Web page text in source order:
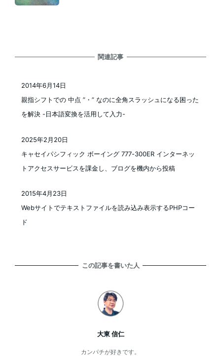
関連記事
親指シフトでの 中点 ”・” なのに全角スラッシュになる困った
を解決 -日本語変換を活用して入力-
2014年6月14日
キャセイパシフィック ボーイング 777-300ER インターネッ
トアクセスサービスを課金し、ブログを機内から投稿
2025年2月20日
Webサイトでテキストファイルを読み込み表示するPHPコー
ド
2015年4月23日
この記事を書いた人
大東 信仁
カンパチが好きです。